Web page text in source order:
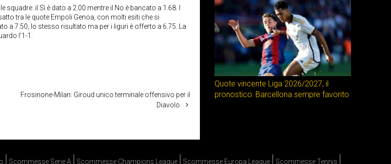
il Sì è dato a 2.00 mentre il No è bancato a 1.68. I
tra le quote Empoli Genoa, con molti esiti che si
a 7.50, lo stesso risultato ma per i liguri è offerto a 6.75. La
l’1-1.
Frosinone-Milan: Giroud unico terminale offensivo per il
Diavolo
Quote vincente Liga 2026/2027, il
pronostico: Barcellona sempre favorito
Scommesse Serie A Scommesse Champions League Scommesse Europa League
Scommesse Tennis